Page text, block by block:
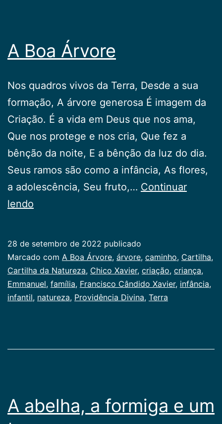
A Boa Árvore
Nos quadros vivos da Terra, Desde a sua
formação, A árvore generosa É imagem da
Criação. É a vida em Deus que nos ama,
Que nos protege e nos cria, Que fez a
bênção da noite, E a bênção da luz do dia.
Seus ramos são como a infância, As flores,
a adolescência, Seu fruto,… Continuar
lendo
28 de setembro de 2022 publicado
Categorizado
como
Infancia
Marcado com A Boa Árvore, árvore, caminho, Cartilha,
Cartilha da Natureza, Chico Xavier, criação, criança,
Emmanuel, família, Francisco Cândido Xavier, infância,
infantil, natureza, Providência Divina, Terra
A abelha, a formiga e um